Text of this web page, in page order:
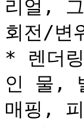
리얼,
회전/변
* 렌더
인 물,
매핑,